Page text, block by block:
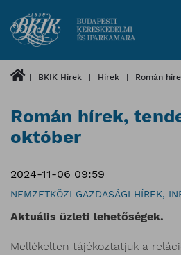
BKIK Hírek Hírek Román
Román hírek,
október
2024-11-06 09:59
NEMZETKÖZI GAZDASÁGI HÍREK,
Aktuális üzleti lehetőségek.
Mellékelten tájékoztatjuk a